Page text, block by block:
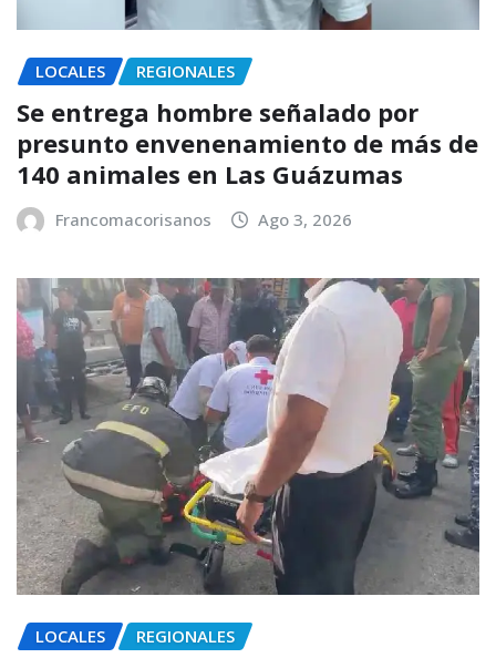
LOCALES REGIONALES
Se entrega hombre señalado por
presunto envenenamiento de más de
140 animales en Las Guázumas
Francomacorisanos Ago 3, 2026
LOCALES REGIONALES